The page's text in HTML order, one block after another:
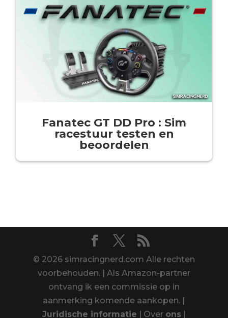
Fanatec GT DD Pro : Sim
racestuur testen en
beoordelen
© 2026 simracingnerd.com Alle rechten
voorbehouden. | Als Amazon-partner
ontvang ik een commissie op in
aanmerking komende aankopen. |
Juridische informatie | Over ons|